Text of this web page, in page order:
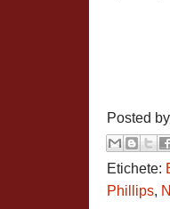
Posted by
Etichete:
Phillips,